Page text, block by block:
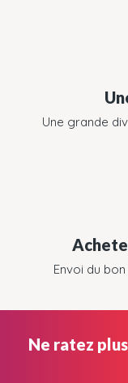
Une grande
Envoi du
Ne ratez